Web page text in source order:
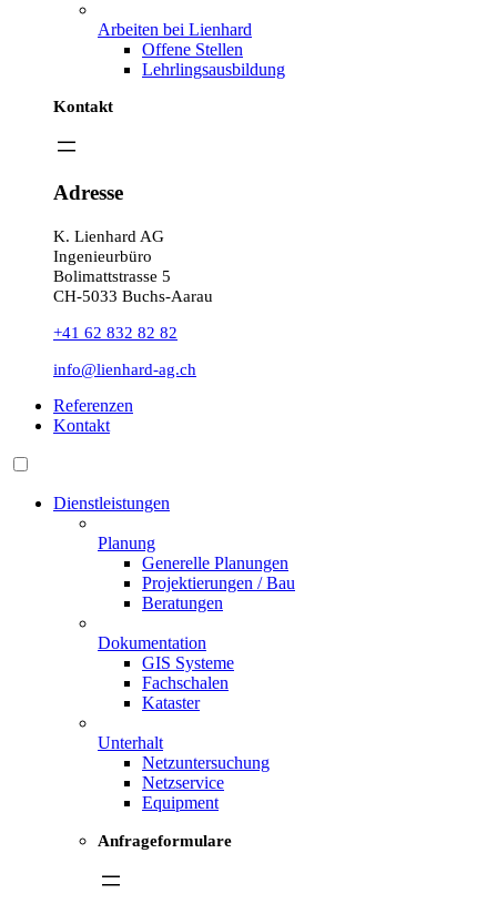
Arbeiten bei Lienhard
Offene Stellen
Lehrlingsausbildung
Kontakt
Adresse
K. Lienhard AG
Ingenieurbüro
Bolimattstrasse 5
CH-5033 Buchs-Aarau
+41 62 832 82 82
info@lienhard-ag.ch
Referenzen
Kontakt
Dienstleistungen
Planung
Generelle Planungen
Projektierungen / Bau
Beratungen
Dokumentation
GIS Systeme
Fachschalen
Kataster
Unterhalt
Netzuntersuchung
Netzservice
Equipment
Anfrageformulare